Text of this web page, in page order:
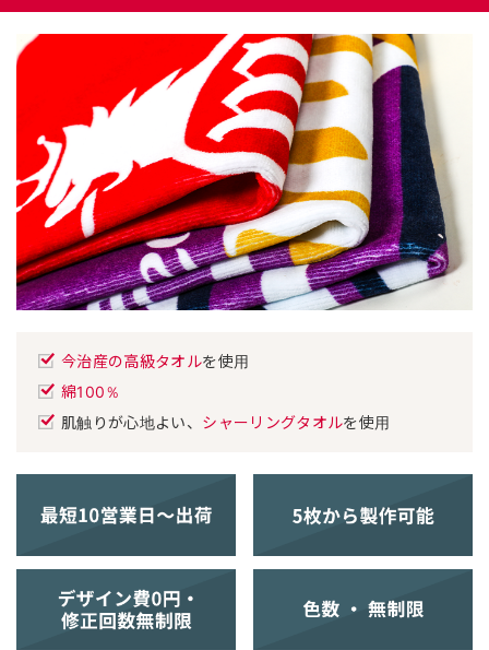
今治産の高級タオルを使用
綿100％
肌触りが心地よい、 シャーリングタオルを使用